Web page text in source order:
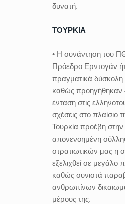
δυνατή.
ΤΟΥΡΚΙΑ
• Η συνάντηση του
Πρόεδρο Ερντογάν
πραγματικά δύσκολη
καθώς προηγήθηκαν
ένταση στις
σχέσεις στο πλαίσιο
Τουρκία προέβη στην
απονενοημένη
στρατιωτικών μας η
εξελιχθεί σε μεγάλο
καθώς συνιστά
ανθρωπίνων
μέρους της.